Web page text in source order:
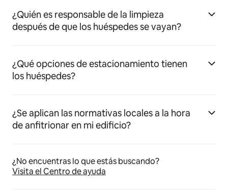
¿Quién es responsable de la limpieza
después de que los huéspedes se vayan?
¿Qué opciones de estacionamiento tienen
los huéspedes?
¿Se aplican las normativas locales a la hora
de anfitrionar en mi edificio?
¿No encuentras lo que estás buscando?
Visita el Centro de ayuda